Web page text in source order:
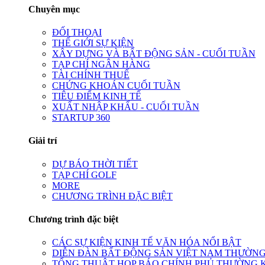
Chuyên mục
ĐỐI THOẠI
THẾ GIỚI SỰ KIỆN
XÂY DỰNG VÀ BẤT ĐỘNG SẢN - CUỐI TUẦN
TẠP CHÍ NGÂN HÀNG
TÀI CHÍNH THUẾ
CHỨNG KHOÁN CUỐI TUẦN
TIÊU ĐIỂM KINH TẾ
XUẤT NHẬP KHẨU - CUỐI TUẦN
STARTUP 360
Giải trí
DỰ BÁO THỜI TIẾT
TẠP CHÍ GOLF
MORE
CHƯƠNG TRÌNH ĐẶC BIỆT
Chương trình đặc biệt
CÁC SỰ KIỆN KINH TẾ VĂN HÓA NỔI BẬT
DIỄN ĐÀN BẤT ĐỘNG SẢN VIỆT NAM